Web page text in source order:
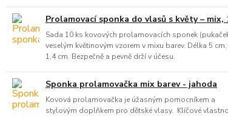
Prolamovací sponka do vlasů s květy – mix,
Sada 10 ks kovových prolamovacích sponek
veselým květinovým vzorem v mixu barev. Délka 5 cm,
1,4 cm. Bezpečně a pevně drží v účesu.
Sponka prolamovačka mix barev - jahoda
Kovová prolamovačka je úžasným pomocníkem a
stylovým doplňkem pro dětské vlasy. Klíčové